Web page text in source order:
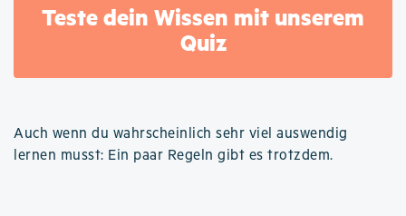
Teste dein Wissen mit unserem
Quiz
Auch wenn du wahrscheinlich sehr viel auswendig
lernen musst: Ein paar Regeln gibt es trotzdem.